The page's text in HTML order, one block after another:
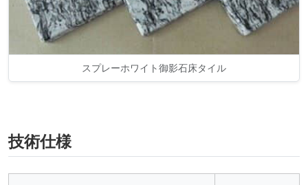
スプレーホワイト御影石床タイル
技術仕様